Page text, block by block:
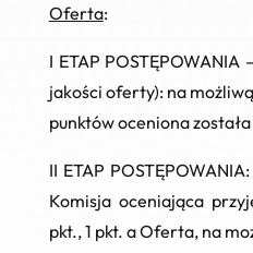
Oferta:
I ETAP POSTĘPOWANIA
jakości oferty): na
punktów oceniona
II ETAP POSTĘPOWANIA:
Komisja oceniająca
pkt., 1 pkt. a Oferta, na